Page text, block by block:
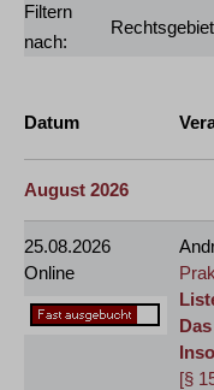
Filtern
nach:
Rechtsgebiet
Datum
August 2026
25.08.2026
Online
[§